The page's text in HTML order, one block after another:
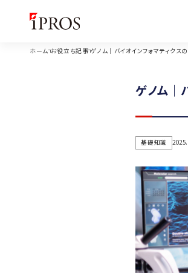
ホーム お役立ち記事 ゲノム｜バイオインフォマティクス
ゲノム｜
基礎知識